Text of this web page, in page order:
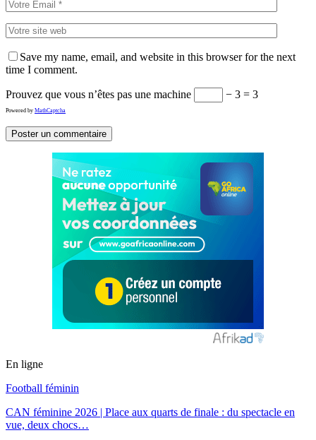
Save my name, email, and website in this browser for the next
time I comment.
Prouvez que vous n’êtes pas une machine − 3 = 3
Powered by MathCaptcha
En ligne
Football féminin
CAN féminine 2026 | Place aux quarts de finale : du spectacle en
vue, deux chocs…